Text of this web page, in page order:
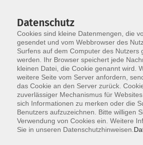
Skip to main content
You are here:
über uns unsere
Wilm, Arthur
Online: Wallet statt
Datenschutz
Cookies sind kleine Datenmengen, die
gesendet und vom Webbrowser des
Surfens auf dem Computer des Nutzers
werden. Ihr Browser speichert jede
kleinen Datei, die Cookie genannt wird.
weitere Seite vom Server anfordern,
das Cookie an den Server zurück.
zuverlässiger Mechanismus für
sich Informationen zu merken oder die
Benutzers aufzuzeichnen. Bitte willigen
Verwendung von Cookies ein. Weitere
Sie in unseren Datenschutzhinweisen.